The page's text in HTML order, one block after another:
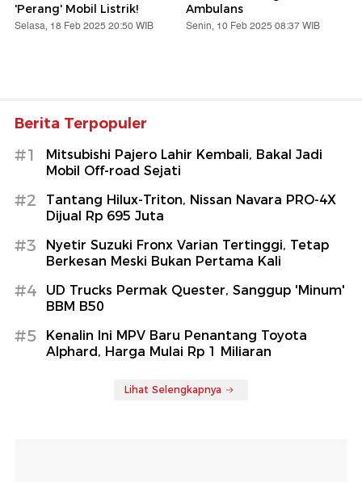
'Perang' Mobil Listrik!
Selasa, 18 Feb 2025 20:50 WIB
Ambulans
Senin, 10 Feb 2025 08:37 WIB
Berita Terpopuler
#1
Mitsubishi Pajero Lahir Kembali, Bakal Jadi
Mobil Off-road Sejati
#2
Tantang Hilux-Triton, Nissan Navara PRO-4X
Dijual Rp 695 Juta
#3
Nyetir Suzuki Fronx Varian Tertinggi, Tetap
Berkesan Meski Bukan Pertama Kali
#4
UD Trucks Permak Quester, Sanggup 'Minum'
BBM B50
#5
Kenalin Ini MPV Baru Penantang Toyota
Alphard, Harga Mulai Rp 1 Miliaran
Lihat Selengkapnya